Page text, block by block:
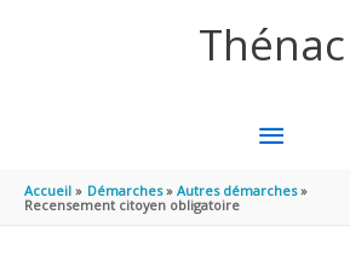
Thénac
MENU
Accueil Démarches
Autres démarches
Recensement citoyen obligatoire